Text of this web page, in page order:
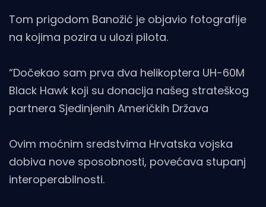
Tom prigodom Banožić je objavio fotografije
na kojima pozira u ulozi pilota.
“Dočekao sam prva dva helikoptera UH-60M
Black Hawk koji su donacija našeg strateškog
partnera Sjedinjenih Američkih Država
Ovim moćnim sredstvima Hrvatska vojska
dobiva nove sposobnosti, povećava stupanj
interoperabilnosti.